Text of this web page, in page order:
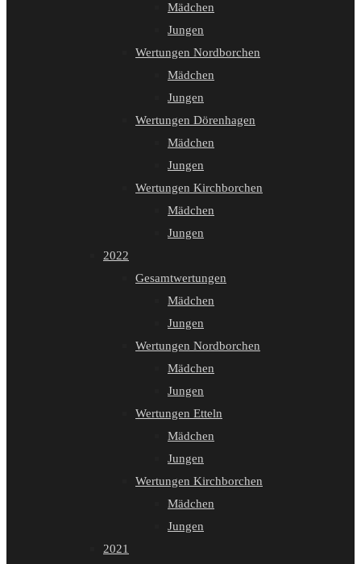
Mädchen
Jungen
Wertungen Nordborchen
Mädchen
Jungen
Wertungen Dörenhagen
Mädchen
Jungen
Wertungen Kirchborchen
Mädchen
Jungen
2022
Gesamtwertungen
Mädchen
Jungen
Wertungen Nordborchen
Mädchen
Jungen
Wertungen Etteln
Mädchen
Jungen
Wertungen Kirchborchen
Mädchen
Jungen
2021